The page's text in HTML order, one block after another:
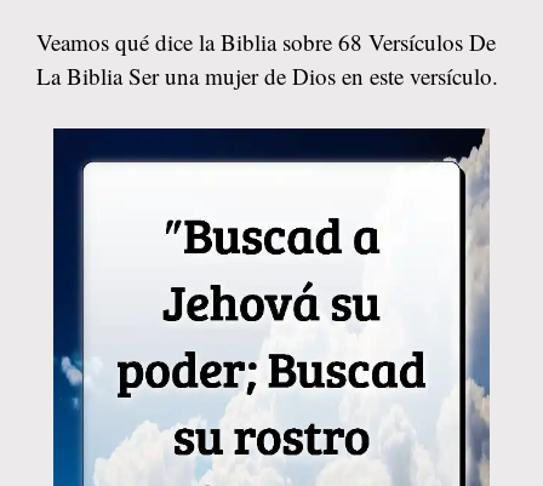
Veamos qué dice la Biblia sobre 68 Versículos De
La Biblia Ser una mujer de Dios en este versículo.